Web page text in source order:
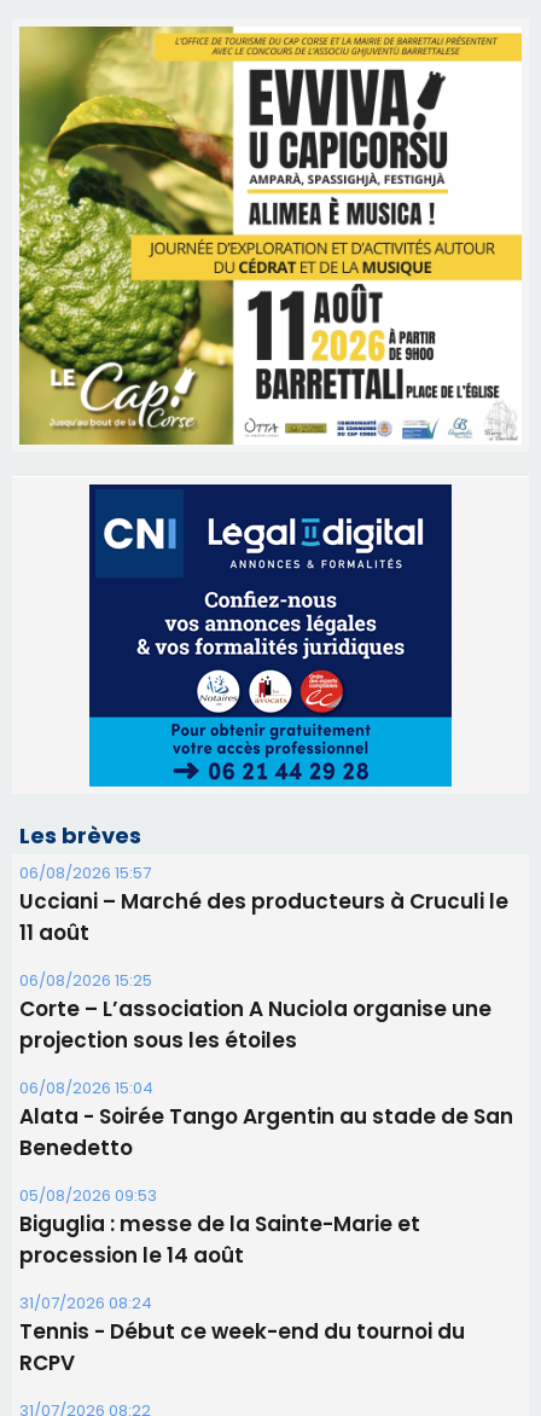
Les brèves
Ucciani – Marché des producteurs à Cruculi le
Corte – L’association A Nuciola organise une
projection sous les étoiles
Alata - Soirée Tango Argentin au stade de San
Benedetto
05/08/2026 09:53
Biguglia : messe de la Sainte-Marie et
procession le 14 août
31/07/2026 08:24
Tennis - Début ce week-end du tournoi du
RCPV
31/07/2026 08:22
82ème anniversaire de la disparition du
Commandant Antoine de Saint Exupery
Les plus lus
Satine Nomary est la nouvelle Miss Corse 2026